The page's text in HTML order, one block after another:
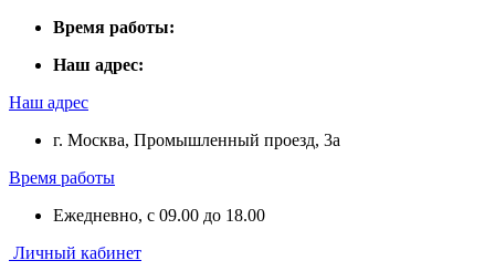
Время работы:
Наш адрес:
Наш адрес
г. Москва, Промышленный проезд, 3a
Время работы
Ежедневно, с 09.00 до 18.00
Личный кабинет